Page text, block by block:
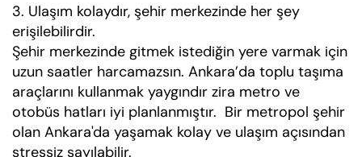
3. Ulaşım kolaydır, şehir merkezinde her şey
erişilebilirdir.
Şehir merkezinde gitmek istediğin yere varmak için
uzun saatler harcamazsın. Ankara’da toplu taşıma
araçlarını kullanmak yaygındır zira metro ve
otobüs hatları iyi planlanmıştır. Bir metropol şehir
olan Ankara'da yaşamak kolay ve ulaşım açısından
stressiz sayılabilir.